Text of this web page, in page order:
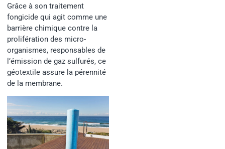
Grâce à son traitement
fongicide qui agit comme une
barrière chimique contre la
prolifération des micro-
organismes, responsables de
l’émission de gaz sulfurés, ce
géotextile assure la pérennité
de la membrane.